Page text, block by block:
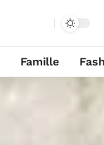
Famille